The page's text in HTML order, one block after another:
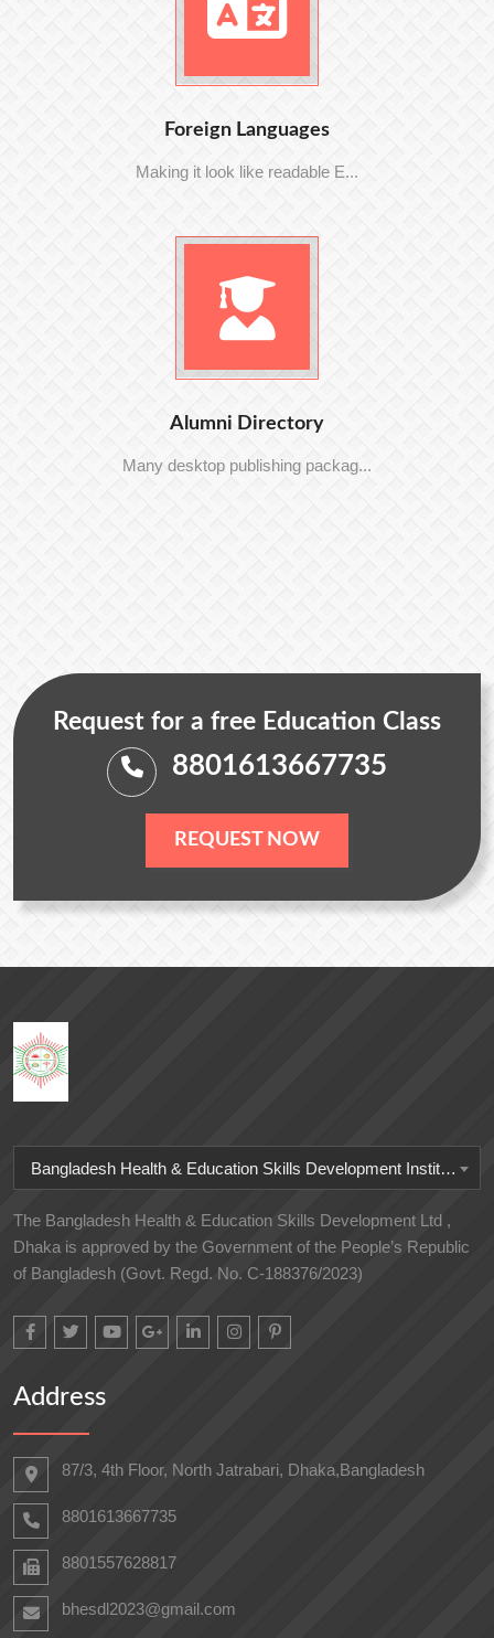
Foreign Languages
Making it look like readable E...
Alumni Directory
Many desktop publishing packag...
Request for a free Education Class
8801613667735
REQUEST NOW
Bangladesh Health & Education Skills Development Institute
The Bangladesh Health & Education Skills Development Ltd ,
Dhaka is approved by the Government of the People’s Republic
of Bangladesh (Govt. Regd. No. C-188376/2023)
Address
87/3, 4th Floor, North Jatrabari, Dhaka,Bangladesh
8801613667735
8801557628817
bhesdl2023@gmail.com